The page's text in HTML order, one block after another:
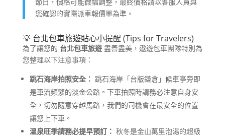
您確認的實際派車報價單為準。
💡 台北包車旅遊貼心小提醒 (Tips for Travelers)
為了讓您的 台北包車旅遊盡善盡美，遨遊包車團隊特別為
您整理以下注意事項：
跳石海岸拍照安全： 跳石海岸「台版鎌倉」候車亭旁即
是車流頻繁的淡金公路。下車拍照時請務必注意自身安
全，切勿隨意穿越馬路，我們的司機會在最安全的位置
讓您上下車。
溫泉旺季請務必提早預訂： 秋冬是金山萬里泡湯的超級